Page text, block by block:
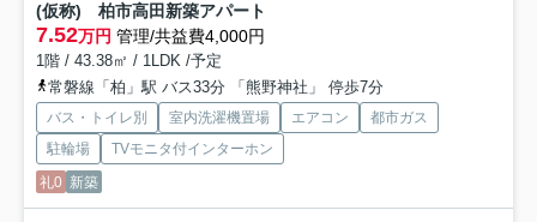
(仮称) 柏市高田新築アパート
7.52万円 管理/共益費4,000円
1階 / 43.38㎡ / 1LDK /予定
常磐線「柏」駅 バス33分 「熊野神社」 停歩7分
バス・トイレ別 室内洗濯機置場 エアコン
都市ガス
駐輪場
TVモニタ付インターホン
礼0 新築